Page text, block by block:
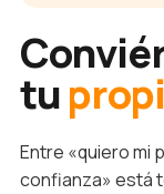
tu
Entre «quiero mi
confianza» está